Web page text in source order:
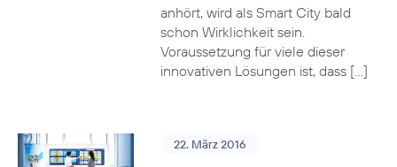
anhört, wird als Smart City bald
schon Wirklichkeit sein.
Voraussetzung für viele dieser
innovativen Lösungen ist, dass […]
22. März 2016